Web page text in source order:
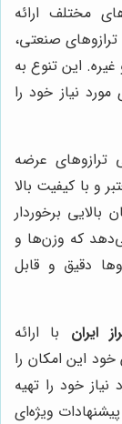
مختلف ارائه
صنعتی،
این تنوع به
نیاز خود را
ترازوهای عرضه
و با کیفیت بالا
برخوردار
که وزن‌ها و
دقیق و قابل
ایران با ارائه
این امکان را
خود را تهیه
ویژه‌ای